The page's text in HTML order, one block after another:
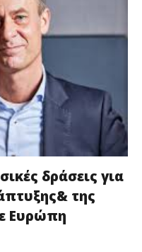
δράσεις για
της
Ευρώπη